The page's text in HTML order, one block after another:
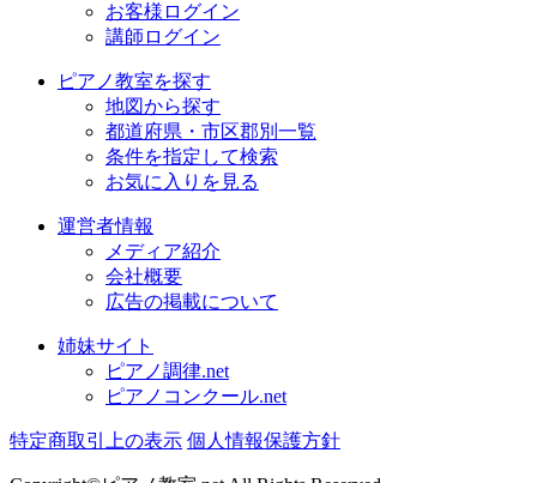
お客様ログイン
講師ログイン
ピアノ教室を探す
地図から探す
都道府県・市区郡別一覧
条件を指定して検索
お気に入りを見る
運営者情報
メディア紹介
会社概要
広告の掲載について
姉妹サイト
ピアノ調律.net
ピアノコンクール.net
特定商取引上の表示 個人情報保護方針